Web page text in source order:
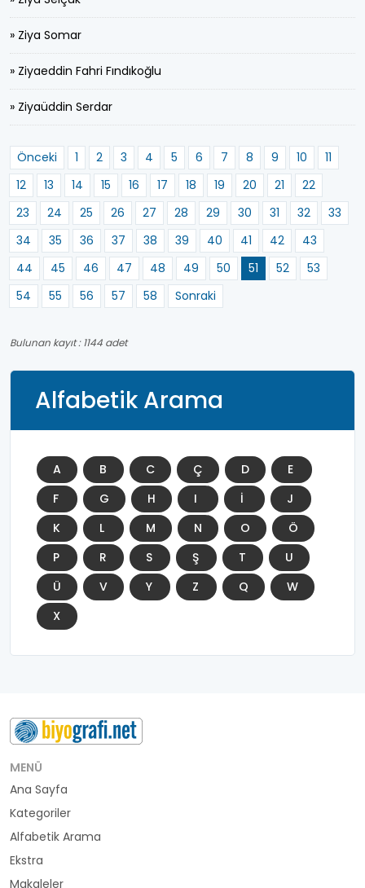
» Ziya Somar
» Ziyaeddin Fahri Fındıkoğlu
» Ziyaüddin Serdar
Önceki 1 2 3 4 5 6 7 8 9 10
11
12
13 14 15 16 17 18 19 20 21
22
23
24 25 26 27 28 29 30 31 32
33
34
35 36 37 38 39 40 41 42
43
44
45 46 47 48 49 50 51 52
53
54
55 56 57 58 Sonraki
Bulunan kayıt : 1144 adet
Alfabetik Arama
A B C Ç D
E
F
G H I İ
J
K
L M N O
Ö
P
R S Ş T
U
Ü
V Y Z Q
W
X
MENÜ
Ana Sayfa
Kategoriler
Alfabetik Arama
Ekstra
Makaleler